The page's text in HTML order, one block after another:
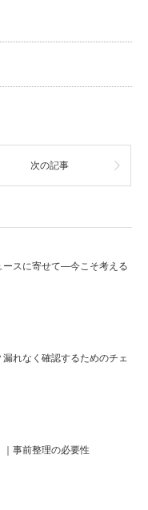
次の記事
ースに寄せて―今こそ考える
漏れなく確認するためのチェ
事前整理の必要性